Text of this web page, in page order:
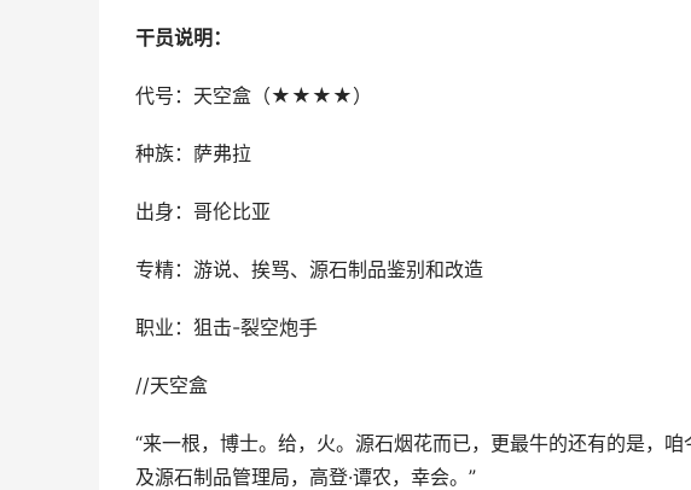
干员说明：
代号：天空盒（★★★★）
种族：萨弗拉
出身：哥伦比亚
专精：游说、挨骂、源石制品鉴别和改造
职业：狙击-裂空炮手
//天空盒
“来一根，博士。给，火。源石烟花而已，更最牛的还有的是，
及源石制品管理局，高登·谭农，幸会。”